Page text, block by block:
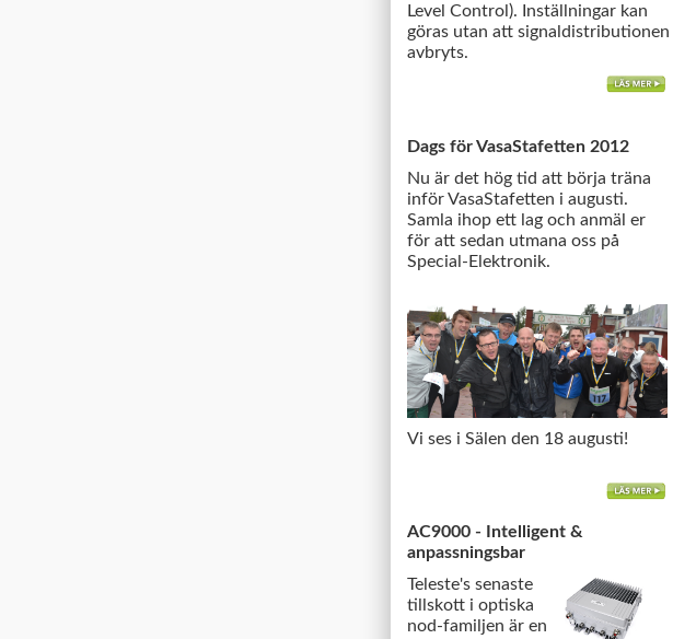
Level Control). Inställningar kan
göras utan att signaldistributionen
avbryts.
Dags för VasaStafetten 2012
Nu är det hög tid att börja träna
inför VasaStafetten i augusti.
Samla ihop ett lag och anmäl er
för att sedan utmana oss på
Special-Elektronik.
Vi ses i Sälen den 18 augusti!
AC9000 - Intelligent &
anpassningsbar
Teleste's senaste
tillskott i optiska
nod-familjen är en